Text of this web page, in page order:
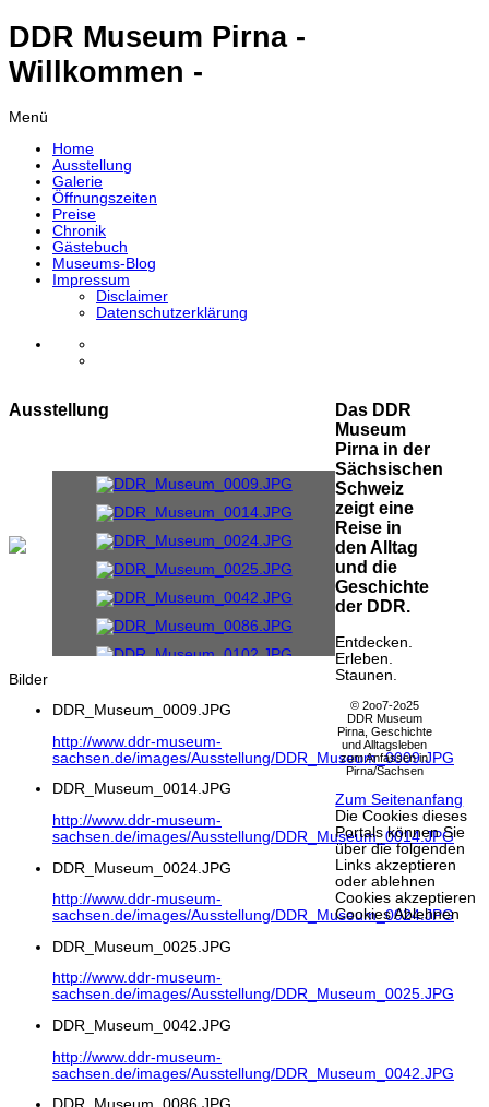
DDR Museum Pirna -
Willkommen -
Menü
Home
Ausstellung
Galerie
Öffnungszeiten
Preise
Chronik
Gästebuch
Museums-Blog
Impressum
Disclaimer
Datenschutzerklärung
Ausstellung
Bilder
DDR_Museum_0009.JPG
http://www.ddr-museum-
sachsen.de/images/Ausstellung/DDR_Museum_0009.JPG
DDR_Museum_0014.JPG
http://www.ddr-museum-
sachsen.de/images/Ausstellung/DDR_Museum_0014.JPG
DDR_Museum_0024.JPG
http://www.ddr-museum-
sachsen.de/images/Ausstellung/DDR_Museum_0024.JPG
DDR_Museum_0025.JPG
http://www.ddr-museum-
sachsen.de/images/Ausstellung/DDR_Museum_0025.JPG
DDR_Museum_0042.JPG
http://www.ddr-museum-
sachsen.de/images/Ausstellung/DDR_Museum_0042.JPG
Das DDR
Museum
Pirna in der
Sächsischen
Schweiz
zeigt eine
Reise in
den Alltag
und die
Geschichte
der DDR.
Entdecken.
Erleben.
Staunen.
© 2oo7-2o25
DDR Museum
Pirna, Geschichte
und Alltagsleben
zum Anfassen in
Pirna/Sachsen
Zum Seitenanfang
Die Cookies dieses
Portals können Sie
über die folgenden
Links akzeptieren
oder ablehnen
Cookies akzeptieren
Cookies Ablehnen